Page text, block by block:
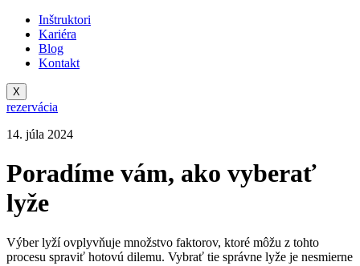
Inštruktori
Kariéra
Blog
Kontakt
X
rezervácia
14. júla 2024
Poradíme vám, ako vyberať
lyže
Výber lyží ovplyvňuje množstvo faktorov, ktoré môžu z tohto
procesu spraviť hotovú dilemu. Vybrať tie správne lyže je nesmierne